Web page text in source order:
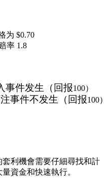
为 $0.70
率 1.8
事件发生（回报100）
事件不发生（回报100）
利機會需要仔細尋找和計
資金和快速執行。